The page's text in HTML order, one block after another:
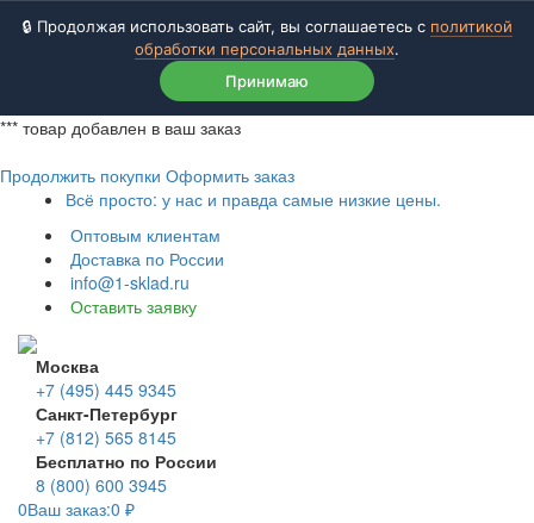
🔒 Продолжая использовать сайт, вы соглашаетесь с политикой
обработки персональных данных.
Принимаю
*** товар добавлен в ваш заказ
Продолжить покупки Оформить заказ
Всё просто: у нас и правда самые низкие цены.
Оптовым клиентам
Доставка по России
info@1-sklad.ru
Оставить заявку
Москва
+7 (495) 445 9345
Санкт-Петербург
+7 (812) 565 8145
Бесплатно по России
8 (800) 600 3945
0Ваш заказ:0 ₽